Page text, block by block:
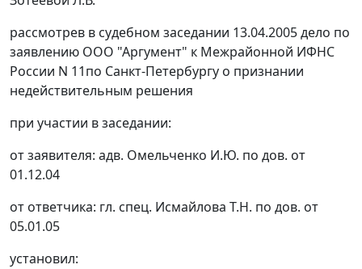
рассмотрев в судебном заседании 13.04.2005 дело по
заявлению ООО "Аргумент" к Межрайонной ИФНС
России N 11по Санкт-Петербургу о признании
недействительным решения
при участии в заседании:
от заявителя: адв. Омельченко И.Ю. по дов. от
01.12.04
от ответчика: гл. спец. Исмайлова Т.Н. по дов. от
05.01.05
установил: